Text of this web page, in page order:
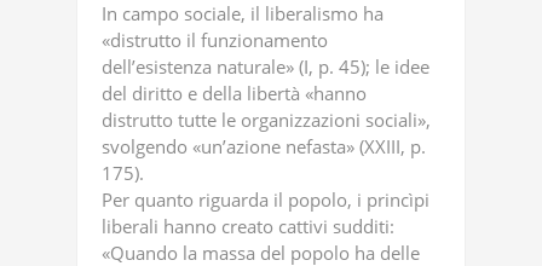
In campo sociale, il liberalismo ha
«distrutto il funzionamento
dell’esistenza naturale» (I, p. 45); le idee
del diritto e della libertà «hanno
distrutto tutte le organizzazioni sociali»,
svolgendo «un’azione nefasta» (XXIII, p.
175).
Per quanto riguarda il popolo, i princìpi
liberali hanno creato cattivi sudditi:
«Quando la massa del popolo ha delle